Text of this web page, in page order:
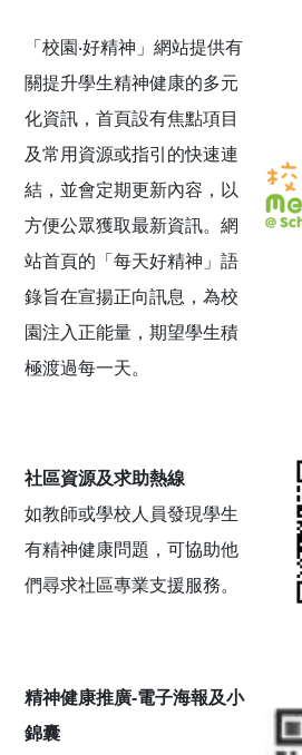
「校園‧好精神」網站提供有
關提升學生精神健康的多元
化資訊，首頁設有焦點項目
及常用資源或指引的快速連
結，並會定期更新內容，以
方便公眾獲取最新資訊。網
站首頁的「每天好精神」語
錄旨在宣揚正向訊息，為校
園注入正能量，期望學生積
極渡過每一天。
社區資源及求助熱線
如教師或學校人員發現學生
有精神健康問題，可協助他
們尋求社區專業支援服務。
精神健康推廣-電子海報及小
錦囊